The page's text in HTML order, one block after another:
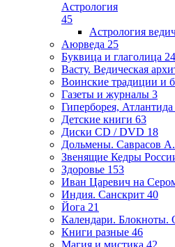
Астрология
45
Астрология
Аюрведа 25
Буквица и глаголица 24
Васту. Ведическая
Воинские традиции и
Газеты и журналы 3
Гиперборея, Атлантида
Детские книги 63
Диски CD / DVD 18
Дольмены. Саврасов А.
Звенящие Кедры
Здоровье 153
Иван Царевич на
Индия. Санскрит 40
Йога 21
Календари. Блокноты.
Книги разные 46
Магия и мистика 42